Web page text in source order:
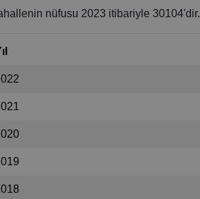
nüfusu 2023 itibariyle 30104'dir.